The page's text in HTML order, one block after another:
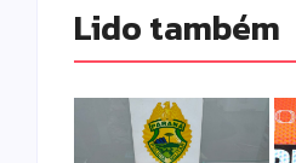
Lido também